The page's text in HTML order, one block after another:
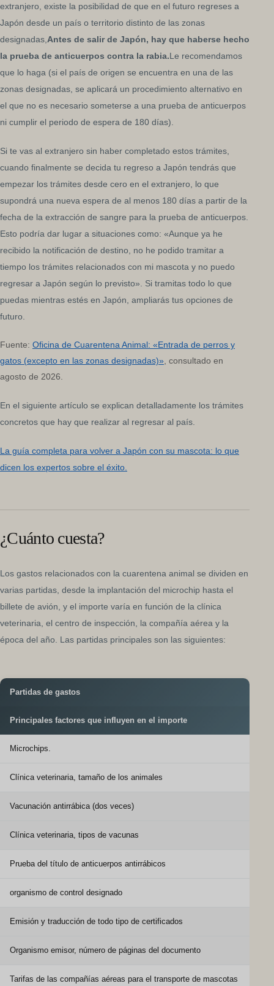
extranjero, existe la posibilidad de que en el futuro regreses a
Japón desde un país o territorio distinto de las zonas
designadas, Antes de salir de Japón, hay que haberse hecho
la prueba de anticuerpos contra la rabia.Le recomendamos
que lo haga (si el país de origen se encuentra en una de las
zonas designadas, se aplicará un procedimiento alternativo en
el que no es necesario someterse a una prueba de anticuerpos
ni cumplir el periodo de espera de 180 días).
Si te vas al extranjero sin haber completado estos trámites,
cuando finalmente se decida tu regreso a Japón tendrás que
empezar los trámites desde cero en el extranjero, lo que
supondrá una nueva espera de al menos 180 días a partir de la
fecha de la extracción de sangre para la prueba de anticuerpos.
Esto podría dar lugar a situaciones como: «Aunque ya he
recibido la notificación de destino, no he podido tramitar a
tiempo los trámites relacionados con mi mascota y no puedo
regresar a Japón según lo previsto». Si tramitas todo lo que
puedas mientras estés en Japón, ampliarás tus opciones de
futuro.
Fuente: Oficina de Cuarentena Animal: «Entrada de perros y
gatos (excepto en las zonas designadas)» , consultado en
agosto de 2026.
En el siguiente artículo se explican detalladamente los trámites
concretos que hay que realizar al regresar al país.
La guía completa para volver a Japón con su mascota: lo que
dicen los expertos sobre el éxito.
¿Cuánto cuesta?
Los gastos relacionados con la cuarentena animal se dividen en
varias partidas, desde la implantación del microchip hasta el
billete de avión, y el importe varía en función de la clínica
veterinaria, el centro de inspección, la compañía aérea y la
época del año. Las partidas principales son las siguientes:
Partidas de gastos
Principales factores que influyen en el importe
Microchips.
Clínica veterinaria, tamaño de los animales
Vacunación antirrábica (dos veces)
Clínica veterinaria, tipos de vacunas
Prueba del título de anticuerpos antirrábicos
organismo de control designado
Emisión y traducción de todo tipo de certificados
Organismo emisor, número de páginas del documento
Tarifas de las compañías aéreas para el transporte de mascotas